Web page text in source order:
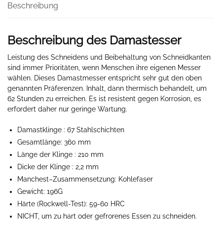
Beschreibung
Beschreibung des Damastesser
Leistung des Schneidens und Beibehaltung von Schneidkanten
sind immer Prioritäten, wenn Menschen ihre eigenen Messer
wählen. Dieses Damastmesser entspricht sehr gut den oben
genannten Präferenzen. Inhalt, dann thermisch behandelt, um
62 Stunden zu erreichen. Es ist resistent gegen Korrosion, es
erfordert daher nur geringe Wartung.
Damastklinge : 67 Stahlschichten
Gesamtlänge: 360 mm
Länge der Klinge : 210 mm
Dicke der Klinge : 2,2 mm
Manchest–Zusammensetzung: Kohlefaser
Gewicht: 196G
Härte (Rockwell-Test): 59-60 HRC
NICHT, um zu hart oder gefrorenes Essen zu schneiden.